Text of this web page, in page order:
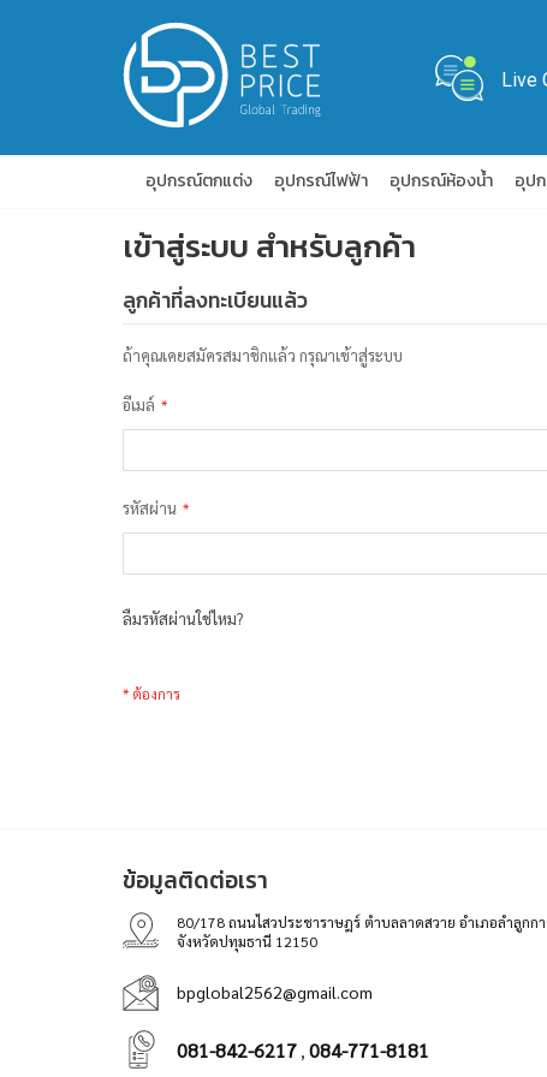
Live
อุปกรณ์ตกแต่ง อุปกรณ์ไฟฟ้า อุปกรณ์ห้องน้ำ อุป
เข้าสู่ระบบ สำหรับลูกค้า
ลูกค้าที่ลงทะเบียนแล้ว
ถ้าคุณเคยสมัครสมาชิกแล้ว กรุณาเข้าสู่ระบบ
อีเมล์
รหัสผ่าน
ลืมรหัสผ่านใช่ไหม?
ข้อมูลติดต่อเรา
80/178 ถนนไสวประชาราษฎร์ ตำบลลาดสวาย อำเภอลำลูกกา
จังหวัดปทุมธานี 12150
bpglobal2562@gmail.com
081-842-6217 , 084-771-8181